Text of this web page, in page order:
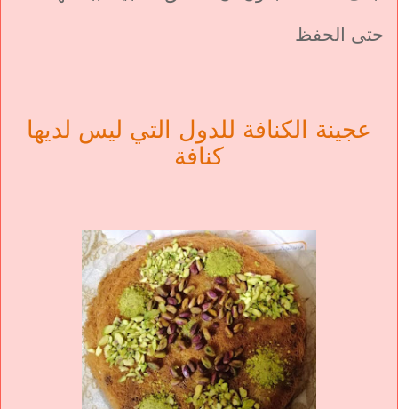
حتى الحفظ
عجينة الكنافة للدول التي ليس لديها
كنافة